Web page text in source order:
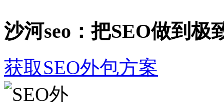
沙河seo：把SEO做到极
获取SEO外包方案